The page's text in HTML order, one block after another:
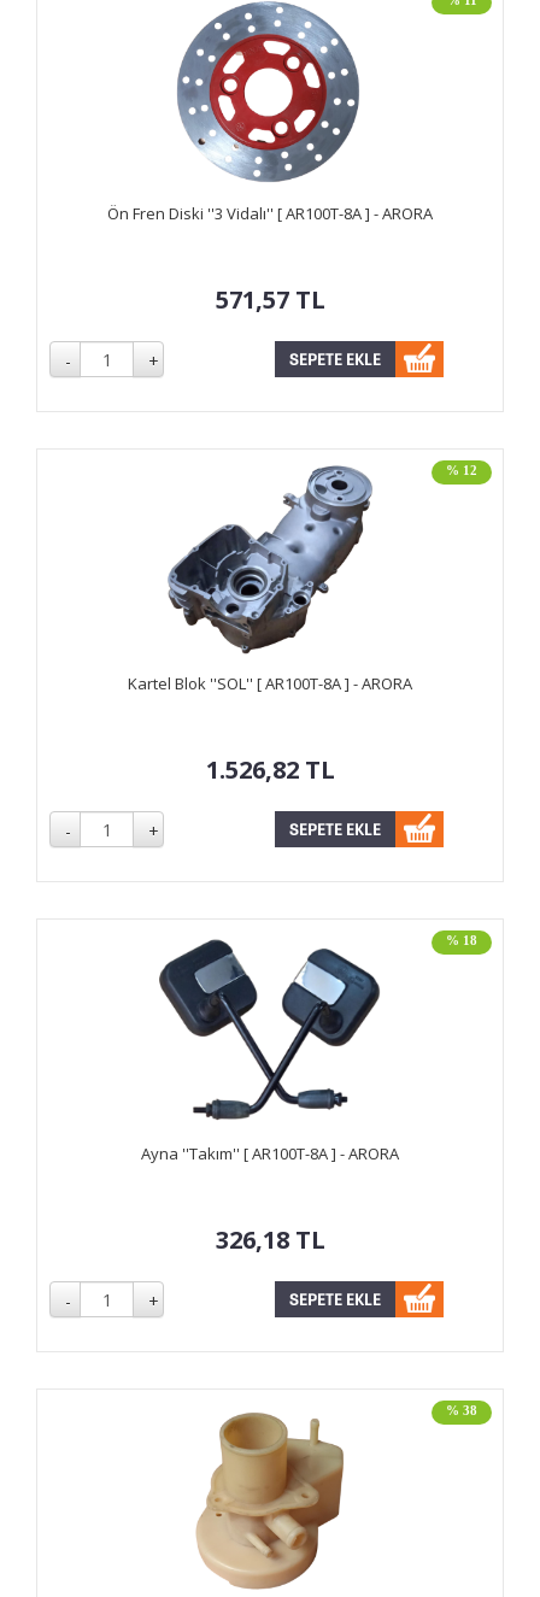
Ön Fren Diski ''3 Vidalı'' [ AR100T-8A ] - ARORA
571,57 TL
% 12
Kartel Blok ''SOL'' [ AR100T-8A ] - ARORA
1.526,82 TL
% 18
Ayna ''Takım'' [ AR100T-8A ] - ARORA
326,18 TL
% 38